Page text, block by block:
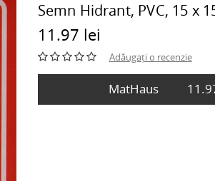
Semn Hidrant, PVC, 15 x
11.97 lei
Adăugați o recenzie
MatHaus